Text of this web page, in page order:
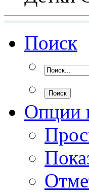
Поиск
Опции